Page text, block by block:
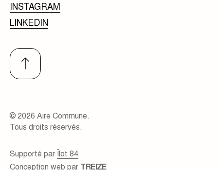
INSTAGRAM
LINKEDIN
© 2026 Aire Commune.
Tous droits réservés.
Supporté parÎlot 84
Conception web par TREIZE